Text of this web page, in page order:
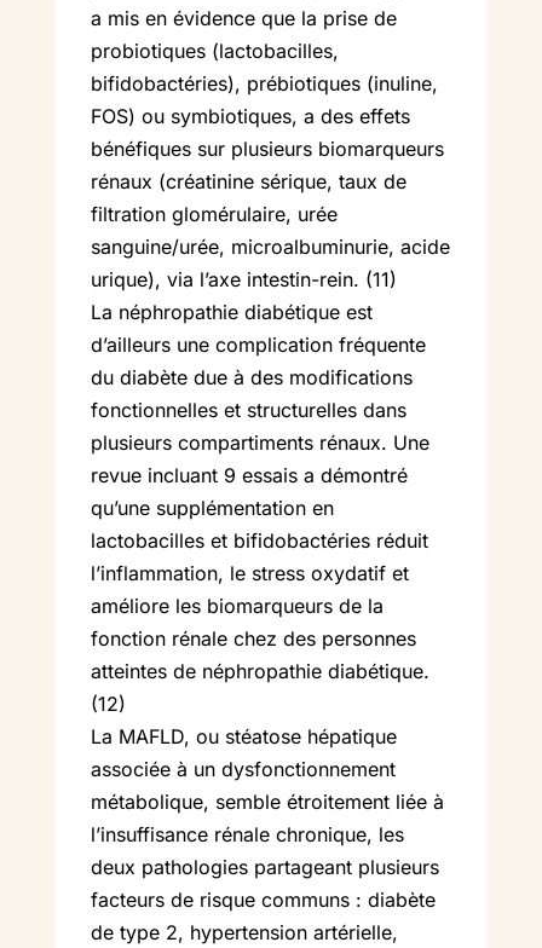
a mis en évidence que la prise de
probiotiques (lactobacilles,
bifidobactéries), prébiotiques (inuline,
FOS) ou symbiotiques, a des effets
bénéfiques sur plusieurs biomarqueurs
rénaux (créatinine sérique, taux de
filtration glomérulaire, urée
sanguine/urée, microalbuminurie, acide
urique), via l’axe intestin-rein. (11)
La néphropathie diabétique est
d’ailleurs une complication fréquente
du diabète due à des modifications
fonctionnelles et structurelles dans
plusieurs compartiments rénaux. Une
revue incluant 9 essais a démontré
qu’une supplémentation en
lactobacilles et bifidobactéries réduit
l’inflammation, le stress oxydatif et
améliore les biomarqueurs de la
fonction rénale chez des personnes
atteintes de néphropathie diabétique.
(12)
La MAFLD, ou stéatose hépatique
associée à un dysfonctionnement
métabolique, semble étroitement liée à
l’insuffisance rénale chronique, les
deux pathologies partageant plusieurs
facteurs de risque communs : diabète
de type 2, hypertension artérielle,